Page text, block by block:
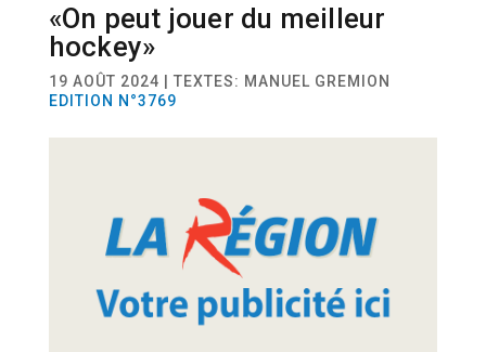
«On peut jouer du meilleur
hockey»
19 AOÛT 2024 | TEXTES: MANUEL GREMION
EDITION N°3769